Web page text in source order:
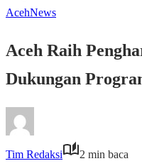
AcehNews
Aceh Raih
Dukungan
Tim Redaksi
2 min baca